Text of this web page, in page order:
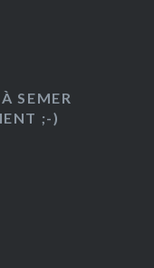
SEMER
;-)